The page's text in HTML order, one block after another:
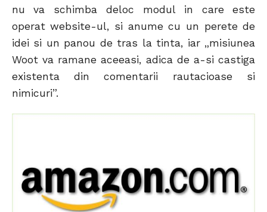
nu va schimba deloc modul in care este
operat website-ul, si anume cu un perete de
idei si un panou de tras la tinta, iar „misiunea
Woot va ramane aceeasi, adica de a-si castiga
existenta din comentarii rautacioase si
nimicuri”.